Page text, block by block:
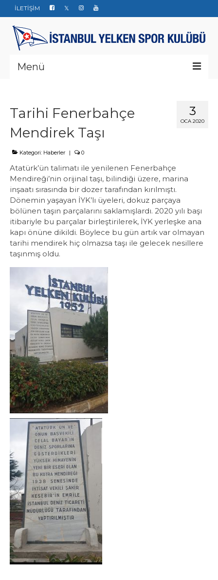
İLETİŞİM
Menü
Yarışlar
Haberler
Yelken Okulu
Düğün Davet ve Organizasyon
Bize ulaşın
3
OCA 2020
Tarihi Fenerbahçe
Mendirek Taşı
Kategori: Haberler | 0
Atatürk’ün talimatı ile yenilenen Fenerbahçe
Mendireği’nin orijinal taşı, bilindiği üzere, marina
inşaatı sırasında bir dozer tarafından kırılmıştı.
Dönemin yaşayan İYK’lı üyeleri, dokuz parçaya
bölünen taşın parçalarını saklamışlardı. 2020 yılı başı
itibariyle bu parçalar birleştirilerek, İYK yerleşke ana
kapı önüne dikildi. Böylece bu gün artık var olmayan
tarihi mendirek hiç olmazsa taşı ile gelecek nesillere
taşınmış oldu.